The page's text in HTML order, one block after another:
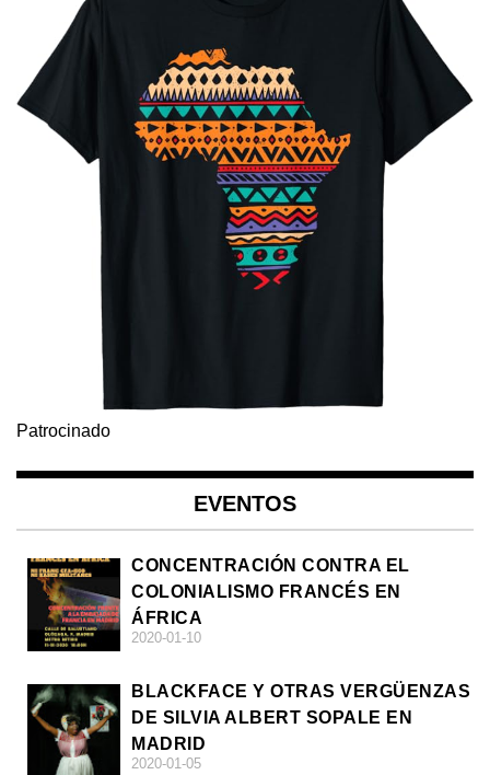
Patrocinado
EVENTOS
CONCENTRACIÓN CONTRA EL
COLONIALISMO FRANCÉS EN
ÁFRICA
2020-01-10
BLACKFACE Y OTRAS VERGÜENZAS
DE SILVIA ALBERT SOPALE EN
MADRID
2020-01-05